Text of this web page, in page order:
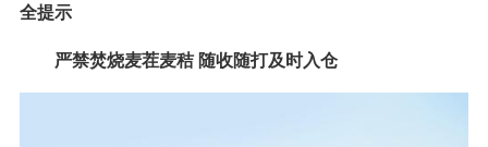
全提示
严禁焚烧麦茬麦秸 随收随打及时入仓